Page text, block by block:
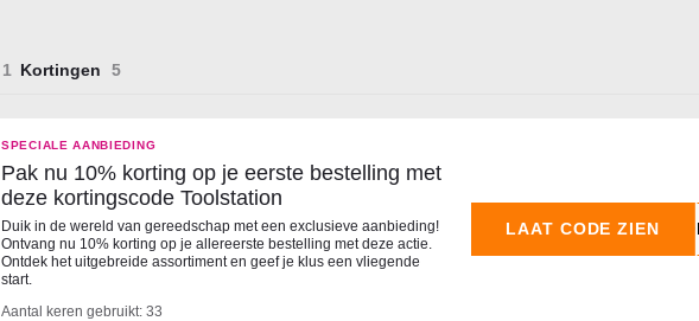
Kortingen
SPECIALE AANBIEDING
Pak nu 10% korting op je eerste bestelling met
deze kortingscode Toolstation
Duik in de wereld van gereedschap met een exclusieve aanbieding!
Ontvang nu 10% korting op je allereerste bestelling met deze actie.
Ontdek het uitgebreide assortiment en geef je klus een vliegende
start.
Aantal keren gebruikt: 33
LAAT CODE ZIEN